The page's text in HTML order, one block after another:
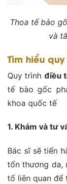
Thoa tế bào
và
Tìm hiểu
Quy trình điều
tế bào gốc
khoa quốc tế
1. Khám và tư
Bác sĩ sẽ tiến
tổn thương da,
tố liên quan để